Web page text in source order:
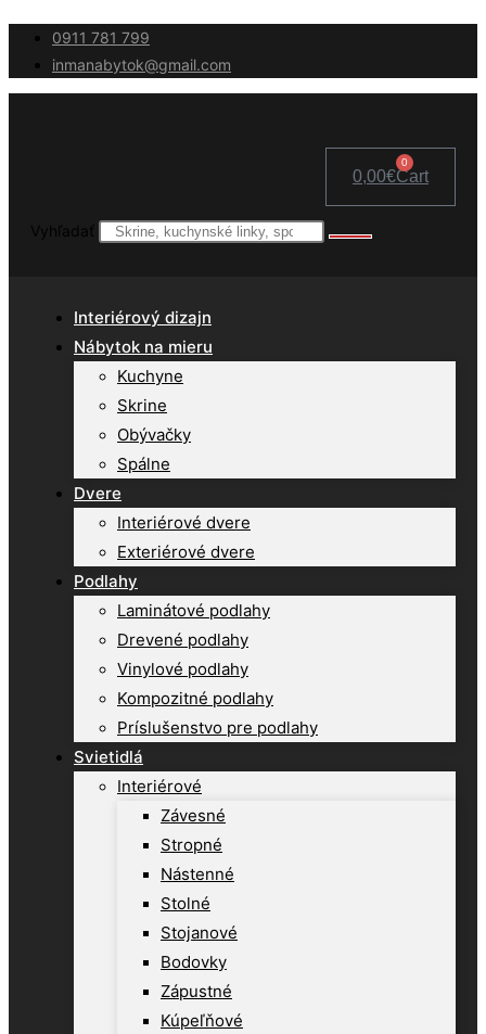
Skip
content
0911 781 799
inmanabytok@gmail.com
0,00€
0
Cart
Vyhľadať
Interiérový dizajn
Nábytok na mieru
Kuchyne
Skrine
Obývačky
Spálne
Dvere
Interiérové dvere
Exteriérové dvere
Podlahy
Laminátové podlahy
Drevené podlahy
Vinylové podlahy
Kompozitné podlahy
Príslušenstvo pre podlahy
Svietidlá
Interiérové
Závesné
Stropné
Nástenné
Stolné
Stojanové
Bodovky
Zápustné
Kúpeľňové